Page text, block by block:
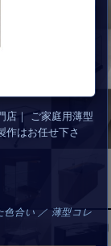
店｜ ご家庭用薄型
作はお任せ下さ
色合い ／ 薄型コレ